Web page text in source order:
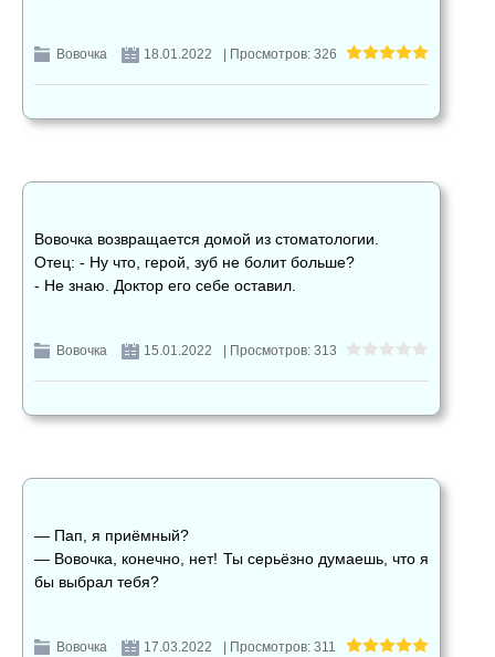
Вовочка 18.01.2022 | Просмотров: 326
Вовочка возвращается домой из стоматологии.
Отец: - Ну что, герой, зуб не болит больше?
- Не знаю. Доктор его себе оставил.
Вовочка 15.01.2022 | Просмотров: 313
— Пап, я приёмный?
— Вовочка, конечно, нет! Ты серьёзно думаешь, что я
бы выбрал тебя?
Вовочка 17.03.2022 | Просмотров: 311